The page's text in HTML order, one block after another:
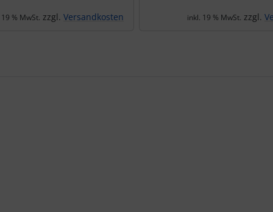
% MwSt. zzgl. Versandkosten inkl. 19 % MwSt. zzgl.